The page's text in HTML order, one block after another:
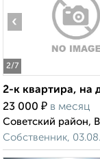
2/7
‹
2-к квартира, на
23 000 ₽ в месяц
Советский район,
Собственник,